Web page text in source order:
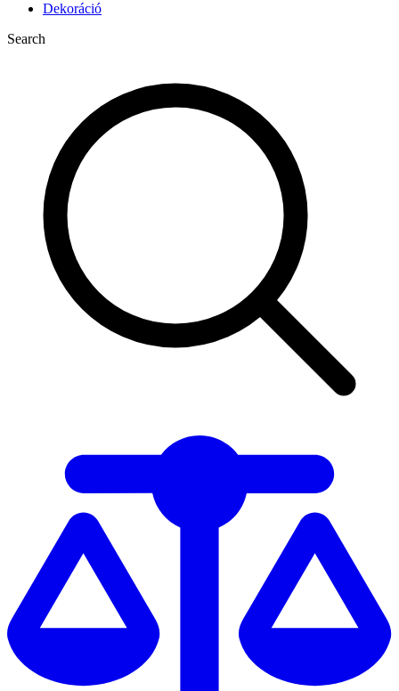
Dekoráció
Search